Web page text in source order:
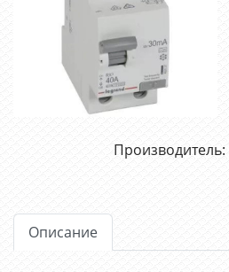
Производитель:
Описание